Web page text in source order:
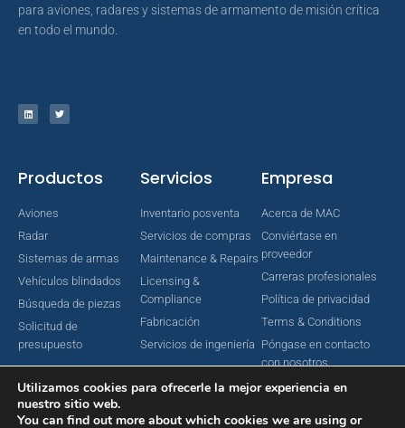
para aviones, radares y sistemas de armamento de misión crítica
en todo el mundo.
Productos
Aviones
Radar
Sistemas de armas
Vehículos blindados
Búsqueda de piezas
Solicitud de
presupuesto
Servicios
Inventario posventa
Servicios de compras
Maintenance & Repairs
Licensing &
Compliance
Fabricación
Servicios de ingeniería
Empresa
Acerca de MAC
Conviértase en
proveedor
Carreras profesionales
Política de privacidad
Terms & Conditions
Póngase en contacto
con nosotros
Utilizamos cookies para ofrecerle la mejor experiencia en
nuestro sitio web.
You can find out more about which cookies we are using or